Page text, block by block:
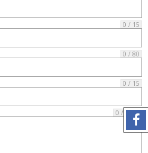
0 / 15
0 / 80
0 / 15
0 / 4000